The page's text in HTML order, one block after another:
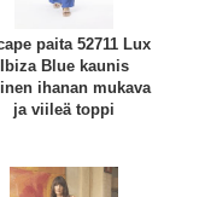
paita 52711 Lux
Ibiza Blue kaunis
ihanan mukava
ja viileä toppi